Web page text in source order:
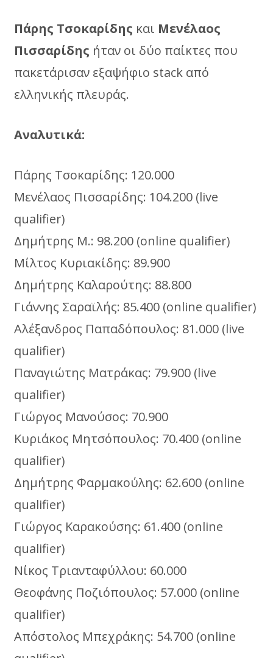
Πάρης Τσοκαρίδης και Μενέλαος
Πισσαρίδης ήταν οι δύο παίκτες που
πακετάρισαν εξαψήφιο stack από
ελληνικής πλευράς.
Αναλυτικά:
Πάρης Τσοκαρίδης: 120.000
Μενέλαος Πισσαρίδης: 104.200 (live
qualifier)
Δημήτρης Μ.: 98.200 (online qualifier)
Μίλτος Κυριακίδης: 89.900
Δημήτρης Καλαρούτης: 88.800
Γιάννης Σαραϊλής: 85.400 (online qualifier)
Αλέξανδρος Παπαδόπουλος: 81.000 (live
qualifier)
Παναγιώτης Ματράκας: 79.900 (live
qualifier)
Γιώργος Μανούσος: 70.900
Κυριάκος Μητσόπουλος: 70.400 (online
qualifier)
Δημήτρης Φαρμακούλης: 62.600 (online
qualifier)
Γιώργος Καρακούσης: 61.400 (online
qualifier)
Νίκος Τριανταφύλλου: 60.000
Θεοφάνης Ποζιόπουλος: 57.000 (online
qualifier)
Απόστολος Μπεχράκης: 54.700 (online